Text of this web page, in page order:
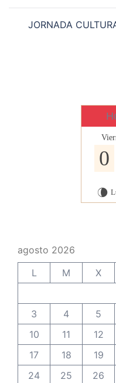
JORNADA
0
V
agosto 2026
L
M X
3
4 5
10
11 12
17
18 19
24
25 26